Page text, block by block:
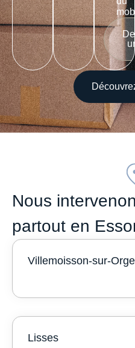
Nous
partout en
Villemoisson-sur-Orge
Lisses